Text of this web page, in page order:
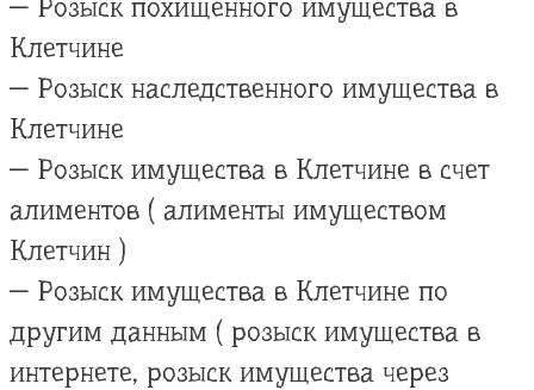
— Розыск похищенного имущества в
Клетчине
— Розыск наследственного имущества в
Клетчине
— Розыск имущества в Клетчине в счет
алиментов ( алименты имуществом
Клетчин )
— Розыск имущества в Клетчине по
другим данным ( розыск имущества в
интернете, розыск имущества через